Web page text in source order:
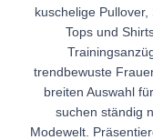
kuschelige
Tops und
trendbewuste
breiten Auswahl
suchen ständig
Modewelt.